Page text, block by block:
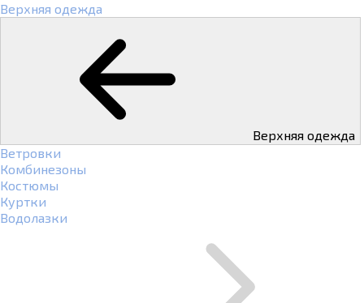
Верхняя одежда
Верхняя одежда
Ветровки
Комбинезоны
Костюмы
Куртки
Водолазки